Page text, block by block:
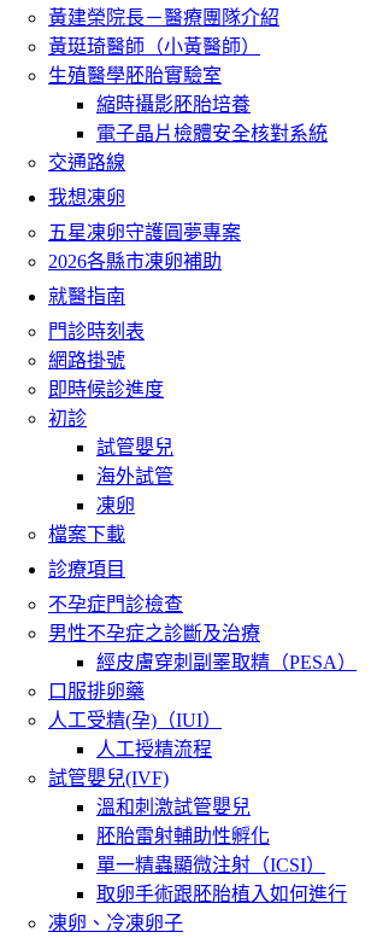
黃建榮院長－醫療團隊介紹
黃珽琦醫師（小黃醫師）
生殖醫學胚胎實驗室
縮時攝影胚胎培養
電子晶片檢體安全核對系統
交通路線
我想凍卵
五星凍卵守護圓夢專案
2026各縣市凍卵補助
就醫指南
門診時刻表
網路掛號
即時候診進度
初診
試管嬰兒
海外試管
凍卵
檔案下載
診療項目
不孕症門診檢查
男性不孕症之診斷及治療
經皮膚穿刺副睪取精（PESA）
口服排卵藥
人工受精(孕)（IUI）
人工授精流程
試管嬰兒(IVF)
溫和刺激試管嬰兒
胚胎雷射輔助性孵化
單一精蟲顯微注射（ICSI）
取卵手術跟胚胎植入如何進行
凍卵、冷凍卵子